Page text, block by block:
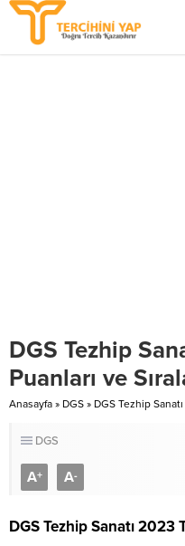
DGS Tezhip
Puanları ve
Anasayfa » DGS » DGS Tezhip
DGS
A+ A-
DGS Tezhip Sanatı 2023